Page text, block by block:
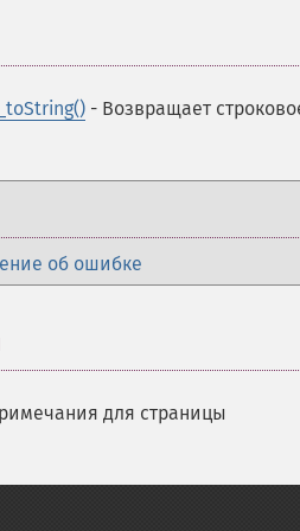
- Возвращает
об ошибке
для страницы